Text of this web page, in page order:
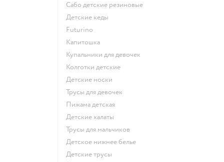
Сабо детские резиновые
Детские кеды
Futurino
Капитошка
Купальники для девочек
Колготки детские
Детские носки
Трусы для девочек
Пижама детская
Детские халаты
Трусы для мальчиков
Детское нижнее белье
Детские трусы